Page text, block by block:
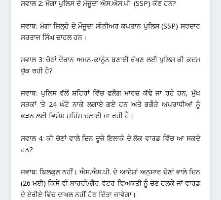
ਸਵਾਲ 2: ਮੋਗਾ ਪੁਲਿਸ ਦੇ ਮੌਜੂਦਾ ਐਸ.ਐਸ.ਪੀ. (SSP) ਕੌਣ ਹਨ?
ਜਵਾਬ: ਮੋਗਾ ਜ਼ਿਲ੍ਹੇ ਦੇ ਮੌਜੂਦਾ ਸੀਨੀਅਰ ਕਪਤਾਨ ਪੁਲਿਸ (SSP) ਸਰਦਾਰ
ਸਰਤਾਜ ਸਿੰਘ ਚਾਹਲ ਹਨ।
ਸਵਾਲ 3: ਚੋਣਾਂ ਦੌਰਾਨ ਅਮਨ-ਕਾਨੂੰਨ ਬਣਾਈ ਰੱਖਣ ਲਈ ਪੁਲਿਸ ਕੀ ਕਦਮ
ਚੁੱਕ ਰਹੀ ਹੈ?
ਜਵਾਬ: ਪੁਲਿਸ ਵੱਲੋਂ ਸ਼ਹਿਰਾਂ ਵਿੱਚ ਫਲੈਗ ਮਾਰਚ ਕੱਢੇ ਜਾ ਰਹੇ ਹਨ, ਮੁੱਖ
ਸੜਕਾਂ ‘ਤੇ 24 ਘੰਟੇ ਨਾਕੇ ਲਗਾਏ ਗਏ ਹਨ ਅਤੇ ਭਗੌੜੇ ਅਪਰਾਧੀਆਂ ਨੂੰ
ਫੜਨ ਲਈ ਵਿਸ਼ੇਸ਼ ਮੁਹਿੰਮ ਚਲਾਈ ਜਾ ਰਹੀ ਹੈ।
ਸਵਾਲ 4: ਕੀ ਚੋਣਾਂ ਵਾਲੇ ਦਿਨ ਦੂਜੇ ਇਲਾਕੇ ਦੇ ਲੋਕ ਵਾਰਡ ਵਿੱਚ ਆ ਸਕਦੇ
ਹਨ?
ਜਵਾਬ: ਬਿਲਕੁਲ ਨਹੀਂ। ਐਸ.ਐਸ.ਪੀ. ਦੇ ਆਦੇਸ਼ਾਂ ਅਨੁਸਾਰ ਚੋਣਾਂ ਵਾਲੇ ਦਿਨ
(26 ਮਈ) ਕਿਸੇ ਵੀ ਬਾਹਰੀ/ਗੈਰ-ਵੋਟਰ ਵਿਅਕਤੀ ਨੂੰ ਚੋਣ ਹਲਕੇ ਜਾਂ ਵਾਰਡ
ਦੇ ਏਰੀਏ ਵਿੱਚ ਦਾਖਲ ਨਹੀਂ ਹੋਣ ਦਿੱਤਾ ਜਾਵੇਗਾ।